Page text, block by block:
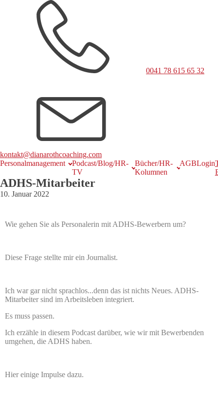
0041 78 615 65 32
kontakt@dianarothcoaching.com
Personalmanagement
Podcast/Blog/HR-
TV
Bücher/HR-
Kolumnen
AGBLogin
ADHS-Mitarbeiter
10. Januar 2022
Wie gehen Sie als Personalerin mit ADHS-Bewerbern um?
Diese Frage stellte mir ein Journalist.
Ich war gar nicht sprachlos...denn das ist nichts Neues. ADHS-
Mitarbeiter sind im Arbeitsleben integriert.
Es muss passen.
Ich erzähle in diesem Podcast darüber, wie wir mit Bewerbenden
umgehen, die ADHS haben.
Hier einige Impulse dazu.